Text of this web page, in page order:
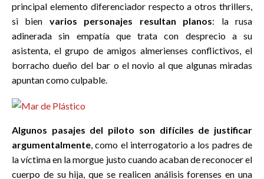
principal elemento diferenciador respecto a otros thrillers,
si bien varios personajes resultan planos: la rusa
adinerada sin empatía que trata con desprecio a su
asistenta, el grupo de amigos almerienses conflictivos, el
borracho dueño del bar o el novio al que algunas miradas
apuntan como culpable.
Algunos pasajes del piloto son difíciles de justificar
argumentalmente , como el interrogatorio a los padres de
la víctima en la morgue justo cuando acaban de reconocer el
cuerpo de su hija, que se realicen análisis forenses en una